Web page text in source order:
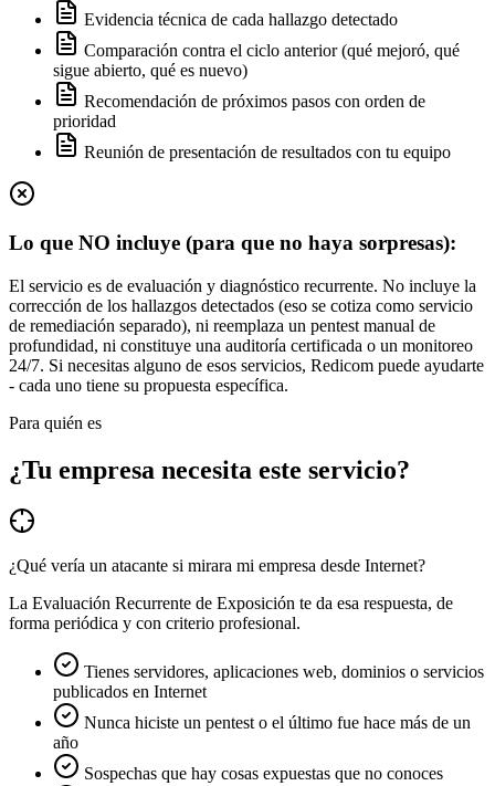
Evidencia técnica de cada hallazgo detectado
Comparación contra el ciclo anterior (qué mejoró, qué
sigue abierto, qué es nuevo)
Recomendación de próximos pasos con orden de
prioridad
Reunión de presentación de resultados con tu equipo
Lo que NO incluye (para que no haya sorpresas):
El servicio es de evaluación y diagnóstico recurrente. No incluye la
corrección de los hallazgos detectados (eso se cotiza como servicio
de remediación separado), ni reemplaza un pentest manual de
profundidad, ni constituye una auditoría certificada o un monitoreo
24/7. Si necesitas alguno de esos servicios, Redicom puede ayudarte
- cada uno tiene su propuesta específica.
Para quién es
¿Tu empresa necesita este servicio?
¿Qué vería un atacante si mirara mi empresa desde Internet?
La Evaluación Recurrente de Exposición te da esa respuesta, de
forma periódica y con criterio profesional.
Tienes servidores, aplicaciones web, dominios o servicios
publicados en Internet
Nunca hiciste un pentest o el último fue hace más de un
año
Sospechas que hay cosas expuestas que no conoces